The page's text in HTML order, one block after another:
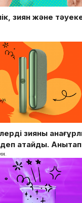
зиян және
зияны
атайды. Анықтап